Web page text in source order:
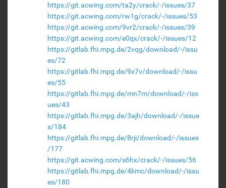
https://git.acwing.com/ta2y/crack/-/issues/37
https://git.acwing.com/rw1g/crack/-/issues/53
https://git.acwing.com/9vr2/crack/-/issues/39
https://git.acwing.com/e0qx/crack/-/issues/12
https://gitlab.fhi.mpg.de/2vqg/download/-/issu
es/72
https://gitlab.fhi.mpg.de/9x7v/download/-/issu
es/55
https://gitlab.fhi.mpg.de/mn7m/download/-/iss
ues/43
https://gitlab.fhi.mpg.de/3ajh/download/-/issue
s/184
https://gitlab.fhi.mpg.de/8rji/download/-/issues
/177
https://git.acwing.com/s6hx/crack/-/issues/56
https://gitlab.fhi.mpg.de/4kmc/download/-/issu
es/180